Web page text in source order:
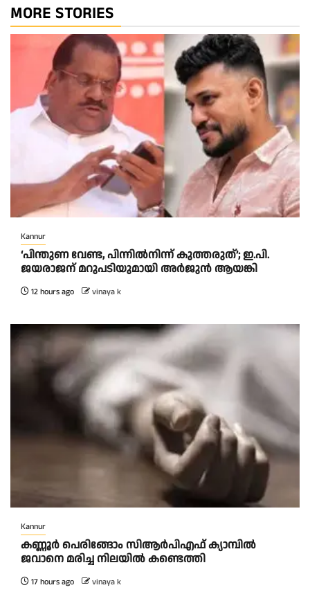
MORE STORIES
Kannur
‘പിന്തുണ വേണ്ട, പിന്നിൽനിന്ന് കുത്തരുത്’; ഇ.പി.
ജയരാജന് മറുപടിയുമായി അർജുൻ ആയങ്കി
12 hours ago vinaya k
Kannur
കണ്ണൂർ പെരിങ്ങോം സിആർപിഎഫ് ക്യാമ്പിൽ
ജവാനെ മരിച്ച നിലയിൽ കണ്ടെത്തി
17 hours ago vinaya k